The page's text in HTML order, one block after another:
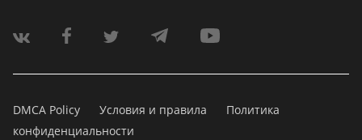
DMCA Policy Условия и правила
Политика
конфиденциальности